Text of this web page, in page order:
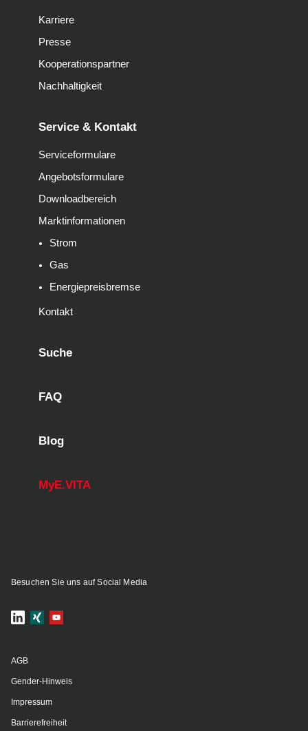
Karriere
Presse
Kooperationspartner
Nachhaltigkeit
Service & Kontakt
Serviceformulare
Angebotsformulare
Downloadbereich
Marktinformationen
Strom
Gas
Energiepreisbremse
Kontakt
Suche
FAQ
Blog
MyE.VITA
Besuchen Sie uns auf Social Media
AGB
Gender-Hinweis
Impressum
Barrierefreiheit